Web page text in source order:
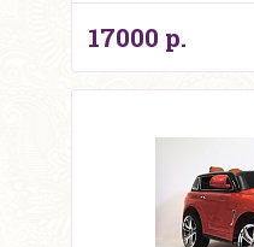
17000 р.